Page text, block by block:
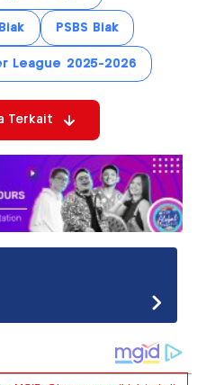
PSBS Biak
League 2025-2026
Terkait